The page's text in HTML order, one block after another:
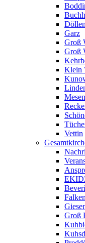
Döllen
Garz
Groß
Groß
Klein
Vettin
Groß